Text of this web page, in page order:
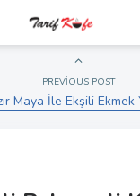
PREVIOUS POST
Maya İle Ekşili Ekmek